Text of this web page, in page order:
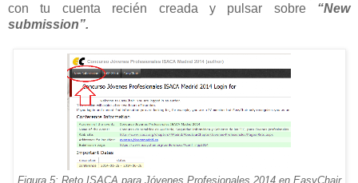
con tu cuenta recién creada y pulsar sobre “New
submission”.
Figura 5: Reto ISACA para Jóvenes Profesionales 2014 en EasyChair